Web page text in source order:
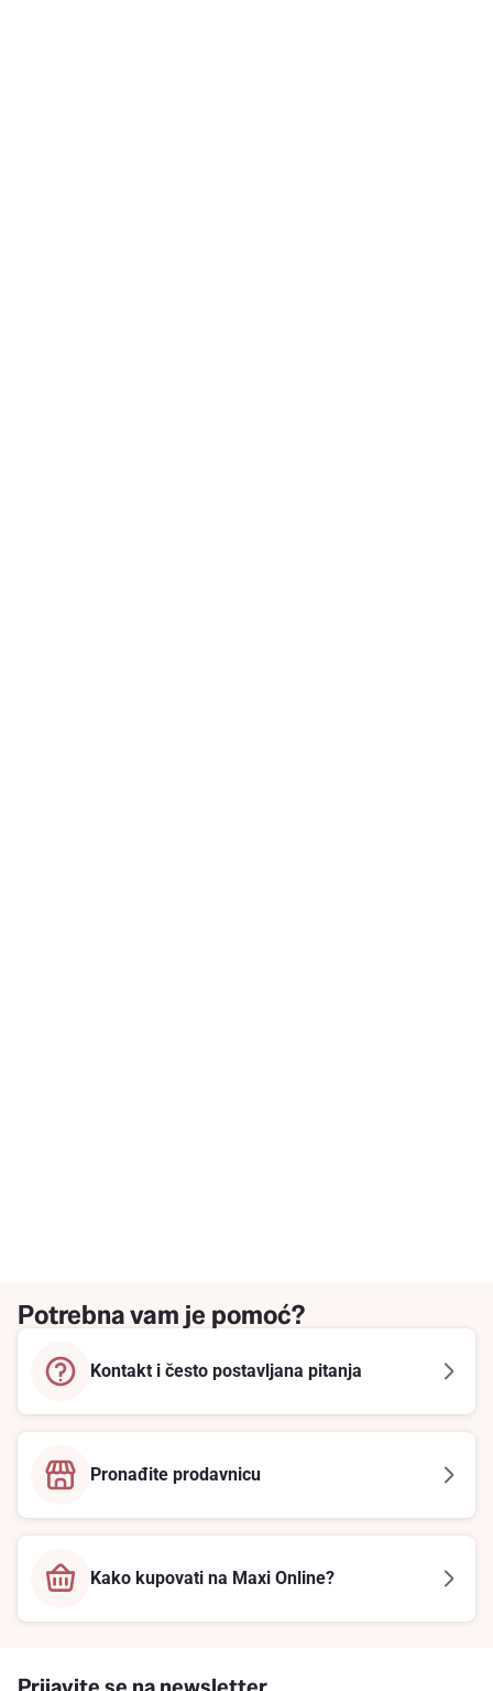
Potrebna vam je pomoć?
Kontakt i često postavljana pitanja
Pronađite prodavnicu
Kako kupovati na Maxi Online?